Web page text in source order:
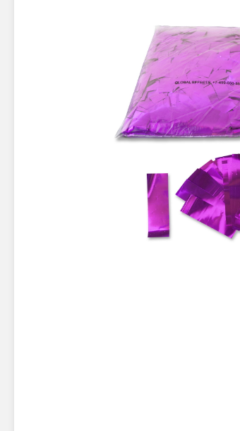
Фейерверки на свадьбу
Маленькие фейерверки